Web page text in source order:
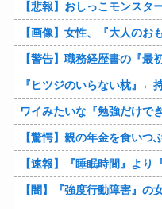
【悲報】おしっこモンスタ
【画像】女性、『大人のおもち
【警告】職務経歴書の『最
『ヒツジのいらない枕』←
ワイみたいな『勉強だけできる高学
【驚愕】親の年金を食いつぶす48歳ひきこも
【速報】『睡眠時間』より『
【闇】『強度行動障害』の